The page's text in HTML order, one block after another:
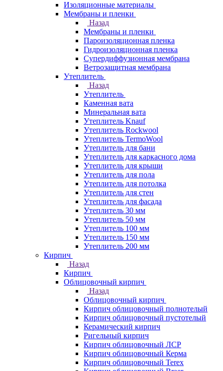
Изоляционные материалы
Мембраны и пленки
Назад
Мембраны и пленки
Пароизоляционная пленка
Гидроизоляционная пленка
Супердиффузионная мембрана
Ветрозащитная мембрана
Утеплитель
Назад
Утеплитель
Каменная вата
Минеральная вата
Утеплитель Knauf
Утеплитель Rockwool
Утеплитель TermoWool
Утеплитель для бани
Утеплитель для каркасного дома
Утеплитель для крыши
Утеплитель для пола
Утеплитель для потолка
Утеплитель для стен
Утеплитель для фасада
Утеплитель 30 мм
Утеплитель 50 мм
Утеплитель 100 мм
Утеплитель 150 мм
Утеплитель 200 мм
Кирпич
Назад
Кирпич
Облицовочный кирпич
Назад
Облицовочный кирпич
Кирпич облицовочный полнотелый
Кирпич облицовочный пустотелый
Керамический кирпич
Ригельный кирпич
Кирпич облицовочный ЛСР
Кирпич облицовочный Керма
Кирпич облицовочный Terex